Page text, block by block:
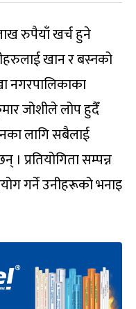
रुपैयाँ खर्च हुने
खान र बस्नको
नगरपालिकाका
जोशीले लोप हुदैँ
लागि सबैलाई
प्रतियोगिता सम्पन्न
गर्ने उनीहरूको भनाइ